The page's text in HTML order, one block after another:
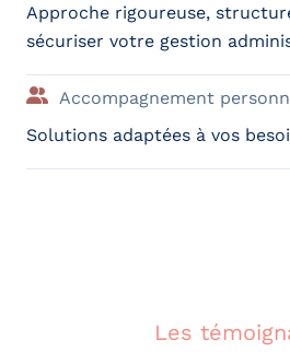
Approche rigoureuse,
sécuriser votre gestion
Accompagnement
Solutions adaptées à vos
Les